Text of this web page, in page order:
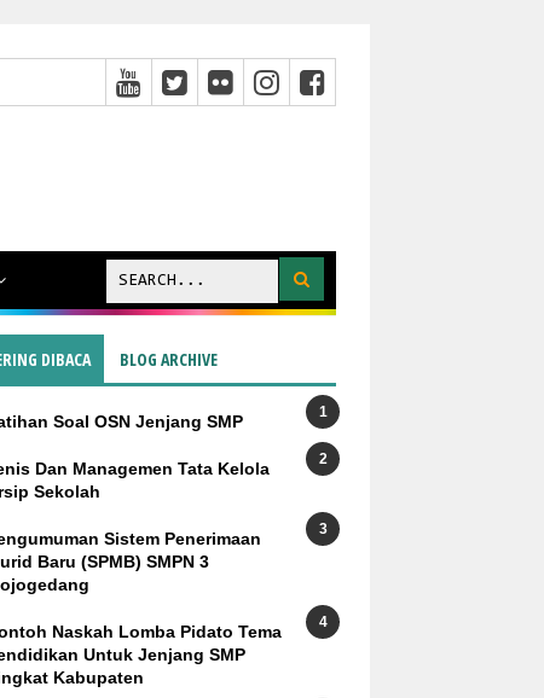
DIBACA BLOG ARCHIVE
Soal OSN Jenjang SMP
Dan Managemen Tata Kelola
Sekolah
Sistem Penerimaan
Baru (SPMB) SMPN 3
Naskah Lomba Pidato Tema
Untuk Jenjang SMP
Kabupaten